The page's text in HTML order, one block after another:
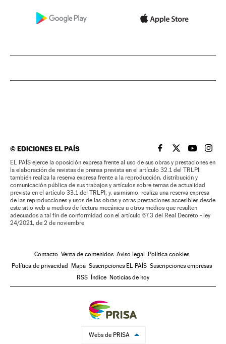
©EDICIONES EL PAÍS EL PAÍS BRASIL EN
EL PAÍSEL PAÍS
EL
EL PAÍS ejerce la oposición expresa frente al uso de sus obras y prestaciones en
la elaboración de revistas de prensa prevista en el artículo 32.1 del TRLPI;
también realiza la reserva expresa frente a la reproducción, distribución y
comunicación pública de sus trabajos y artículos sobre temas de actualidad
prevista en el artículo 33.1 del TRLPI; y, asimismo, realiza una reserva expresa
de las reproducciones y usos de las obras y otras prestaciones accesibles desde
este sitio web a medios de lectura mecánica u otros medios que resulten
adecuados a tal fin de conformidad con el artículo 67.3 del Real Decreto - ley
24/2021, de 2 de noviembre
Contacto Venta de contenidos Aviso legal Política cookies
Política de privacidad Mapa Suscripciones EL PAÍS Suscripciones empresas
RSS Índice Noticias de hoy
Webs de PRISA